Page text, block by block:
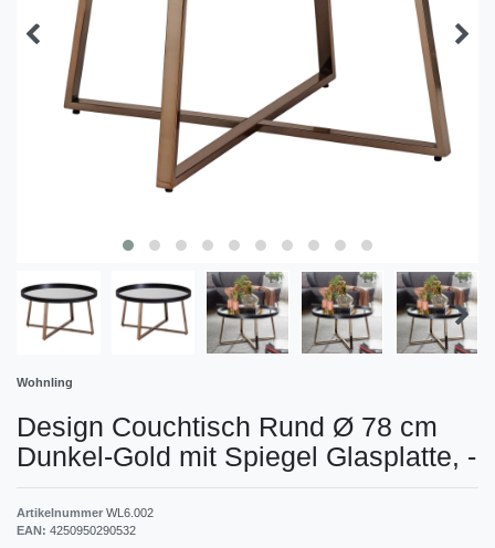
Wohnling
Design Couchtisch Rund Ø 78 cm
Dunkel-Gold mit Spiegel Glasplatte, -
Artikelnummer WL6.002
EAN: 4250950290532